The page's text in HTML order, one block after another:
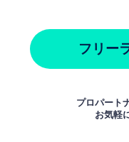
フリー
プロパート
お気軽